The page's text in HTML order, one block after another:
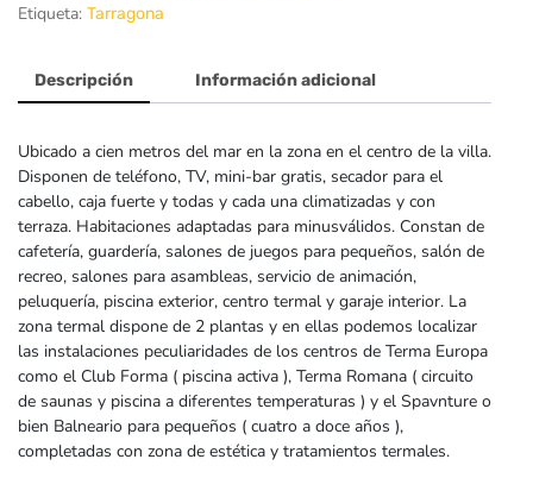
Etiqueta: Tarragona
Descripción Información adicional
Ubicado a cien metros del mar en la zona en el centro de la villa.
Disponen de teléfono, TV, mini-bar gratis, secador para el
cabello, caja fuerte y todas y cada una climatizadas y con
terraza. Habitaciones adaptadas para minusválidos. Constan de
cafetería, guardería, salones de juegos para pequeños, salón de
recreo, salones para asambleas, servicio de animación,
peluquería, piscina exterior, centro termal y garaje interior. La
zona termal dispone de 2 plantas y en ellas podemos localizar
las instalaciones peculiaridades de los centros de Terma Europa
como el Club Forma ( piscina activa ), Terma Romana ( circuito
de saunas y piscina a diferentes temperaturas ) y el Spavnture o
bien Balneario para pequeños ( cuatro a doce años ),
completadas con zona de estética y tratamientos termales.